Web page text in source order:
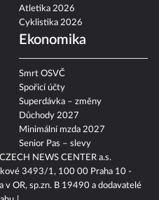
Atletika 2026
Cyklistika 2026
Ekonomika
Smrt OSVČ
Spořicí účty
Superdávka – změny
Důchody 2027
Minimální mzda 2027
Senior Pas – slevy
CZECH NEWS CENTER a.s.
3493/1, 100 00 Praha 10 -
v OR, sp.zn. B 19490 a dodavatelé